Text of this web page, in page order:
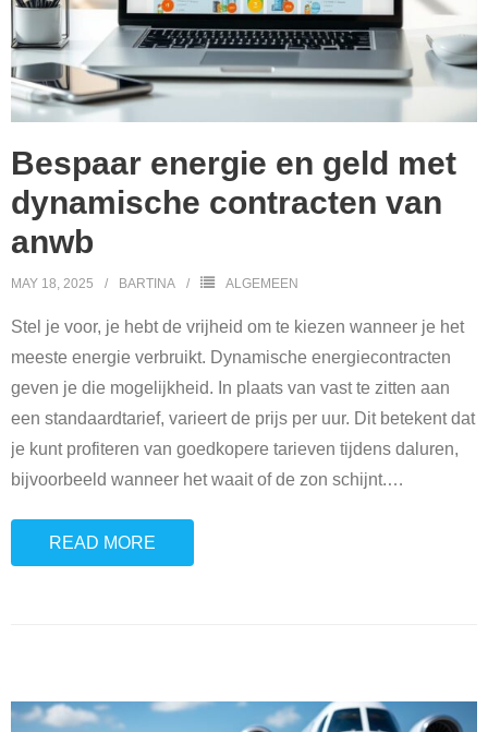
Bespaar energie en geld met
dynamische contracten van
anwb
MAY 18, 2025 BARTINA ALGEMEEN
Stel je voor, je hebt de vrijheid om te kiezen wanneer je het
meeste energie verbruikt. Dynamische energiecontracten
geven je die mogelijkheid. In plaats van vast te zitten aan
een standaardtarief, varieert de prijs per uur. Dit betekent dat
je kunt profiteren van goedkopere tarieven tijdens daluren,
bijvoorbeeld wanneer het waait of de zon schijnt.…
READ MORE